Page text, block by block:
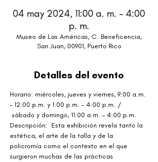
04 may 2024, 11:00 a. m. – 4:00
p. m.
Museo de Las Américas, C. Beneficencia,
San Juan, 00901, Puerto Rico
Detalles del evento
Horario: miércoles, jueves y viernes, 9:00 a.m.
– 12:00 p.m. y 1:00 p.m. – 4:00 p.m. /
sábado y domingo, 11:00 a.m. – 4:00 p.m.
Descripción:  Esta exhibición revela tanto la
estética, el arte de la talla y de la
policromía como el contexto en el que
surgieron muchas de las prácticas